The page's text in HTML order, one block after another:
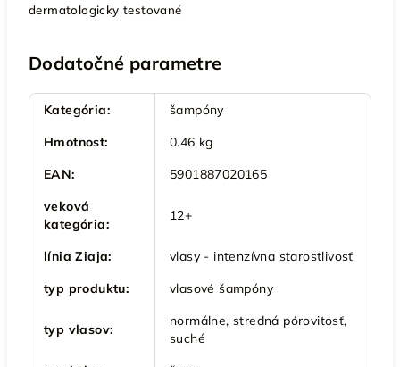
dermatologicky testované
Dodatočné parametre
Kategória:
šampóny
Hmotnosť:
0.46 kg
EAN:
5901887020165
veková
kategória:
12+
línia Ziaja:
vlasy - intenzívna starostlivosť
typ produktu: vlasové šampóny
typ vlasov:
normálne, stredná pórovitosť,
suché